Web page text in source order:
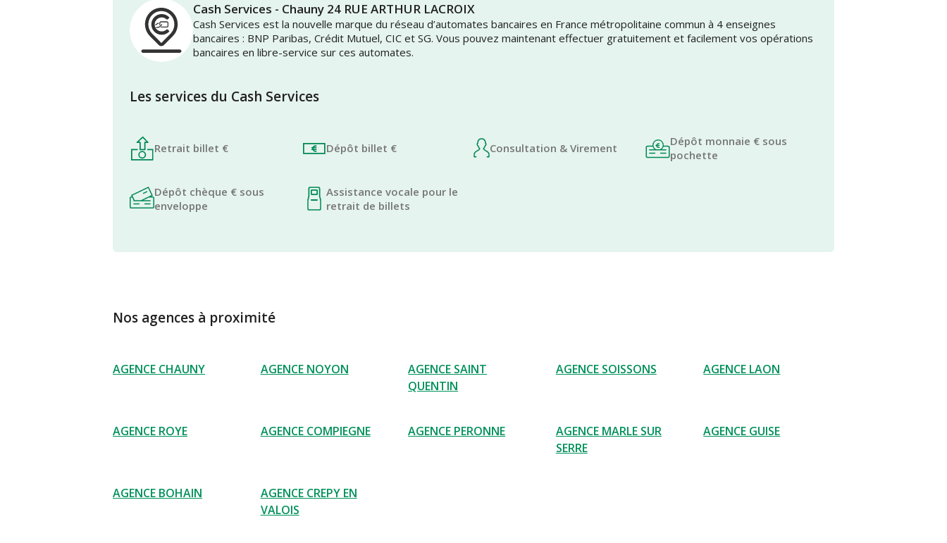
Cash Services - Chauny 24 RUE ARTHUR LACROIX
Cash Services est la nouvelle marque du réseau d’automates bancaires en France métropolitaine commun à 4 enseignes
bancaires : BNP Paribas, Crédit Mutuel, CIC et SG. Vous pouvez maintenant effectuer gratuitement et facilement vos opérations
bancaires en libre-service sur ces automates.
Les services du Cash Services
Retrait billet € Dépôt billet € Consultation & Virement
Dépôt monnaie € sous
pochette
Dépôt chèque € sous
enveloppe
Assistance vocale pour le
retrait de billets
Nos agences à proximité
AGENCE CHAUNY AGENCE NOYON
AGENCE SAINT
QUENTIN
AGENCE SOISSONS AGENCE LAON
AGENCE ROYE AGENCE COMPIEGNE AGENCE PERONNE
AGENCE MARLE SUR
SERRE
AGENCE GUISE
AGENCE BOHAIN
AGENCE CREPY EN
VALOIS